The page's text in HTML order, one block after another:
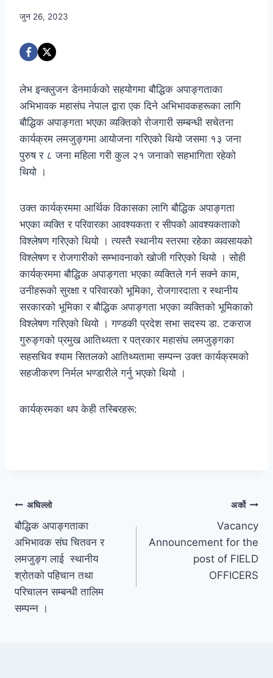
जुन 26, 2023
लेभ इन्क्लुजन डेनमार्कको सहयोगमा बौद्धिक अपाङ्गताका
अभिभावक महासंघ नेपाल द्वारा एक दिने अभिभावकहरूका लागि
बौद्धिक अपाङ्गता भएका व्यक्तिको रोजगारी सम्बन्धी सचेतना
कार्यक्रम लमजुङ्गमा आयोजना गरिएको थियो जसमा १३ जना
पुरुष र ८ जना महिला गरी कुल २१ जनाको सहभागिता रहेको
थियो ।
उक्त कार्यक्रममा आर्थिक विकासका लागि बौद्धिक अपाङ्गता
भएका व्यक्ति र परिवारका आवश्यकता र सीपको आवश्यकताको
विश्लेषण गरिएको थियो । त्यस्तै स्थानीय स्तरमा रहेका व्यवसायको
विश्लेषण र रोजगारीको सम्भावनाको खोजी गरिएको थियो । सोही
कार्यक्रममा बौद्धिक अपाङ्गता भएका व्यक्तिले गर्न सक्ने काम,
उनीहरूको सुरक्षा र परिवारको भूमिका, रोजगारदाता र स्थानीय
सरकारको भूमिका र बौद्धिक अपाङ्गता भएका व्यक्तिको भूमिकाको
विश्लेषण गरिएको थियो । गण्डकी प्रदेश सभा सदस्य डा. टकराज
गुरुङ्गको प्रमुख आतिथ्यता र पत्रकार महासंघ लमजुङ्गका
सहसचिव श्याम सितलको आतिथ्यतामा सम्पन्न उक्त कार्यक्रमको
सहजीकरण निर्मल भण्डारीले गर्नु भएको थियो ।
कार्यक्रमका थप केही तस्बिरहरू:
पोस्टको
नेभिगेसन
अघिल्लो
बौद्धिक अपाङ्गताका
अभिभावक संघ चितवन र
लमजुङ्ग लाई स्थानीय
श्रोतको पहिचान तथा
परिचालन सम्बन्धी तालिम
सम्पन्न ।
अर्को
Vacancy
Announcement for the
post of FIELD
OFFICERS